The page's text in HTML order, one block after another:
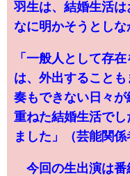
羽生は、結婚生活
なに明かそうとしな
「一般人として存
は、外出すること
奏もできない日々
重ねた結婚生活で
ました」（芸能関係
今回の生出演は番